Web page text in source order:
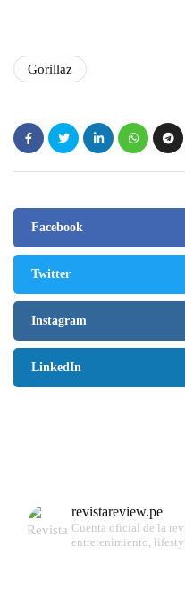
Gorillaz
Facebook
Twitter
Instagram
LinkedIn
revistareview.pe
Cuenta oficial de la
entretenimiento,